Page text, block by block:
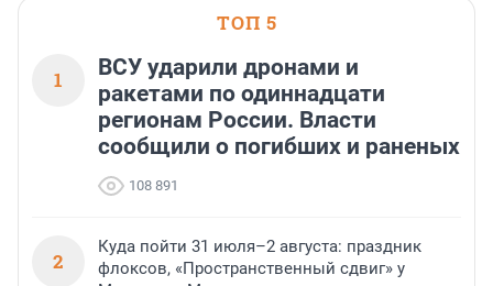
ТОП 5
1
ВСУ ударили дронами и
ракетами по одиннадцати
регионам России. Власти
сообщили о погибших и раненых
108 891
2
Куда пойти 31 июля–2 августа: праздник
флоксов, «Пространственный сдвиг» у